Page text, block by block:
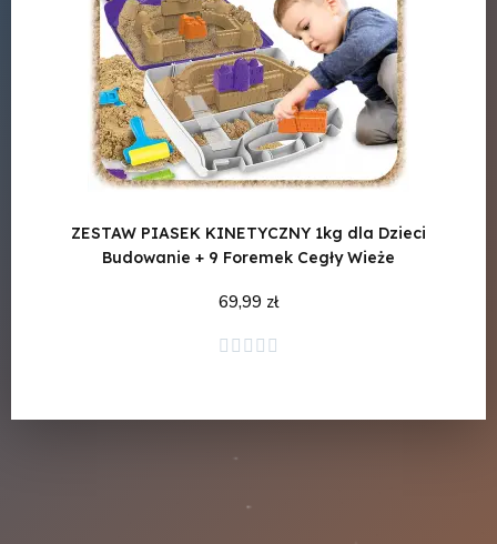
ZESTAW PIASEK KINETYCZNY 1kg dla Dzieci
Budowanie + 9 Foremek Cegły Wieże
69,99 zł
    
Dodaj do koszyka